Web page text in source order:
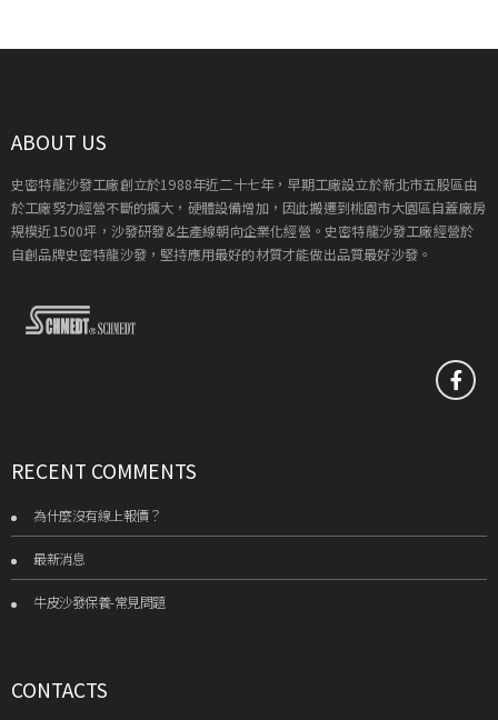
ABOUT US
史密特龍沙發工廠創立於1988年近二十七年，早期工廠設立於新北市五股區由
於工廠努力經營不斷的擴大，硬體設備增加，因此搬遷到桃園市大園區自蓋廠房
規模近1500坪，沙發研發&生產線朝向企業化經營。史密特龍沙發工廠經營於
自創品牌史密特龍沙發，堅持應用最好的材質才能做出品質最好沙發。
RECENT COMMENTS
為什麼沒有線上報價？
最新消息
牛皮沙發保養-常見問題
CONTACTS